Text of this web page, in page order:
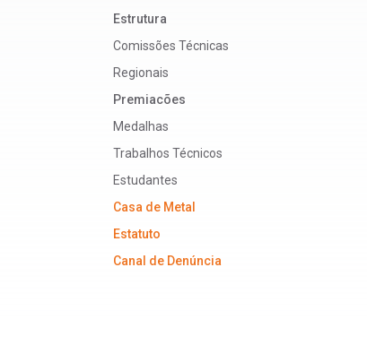
Estrutura
Comissões Técnicas
Regionais
Premiacões
Medalhas
Trabalhos Técnicos
Estudantes
Casa de Metal
Estatuto
Canal de Denúncia